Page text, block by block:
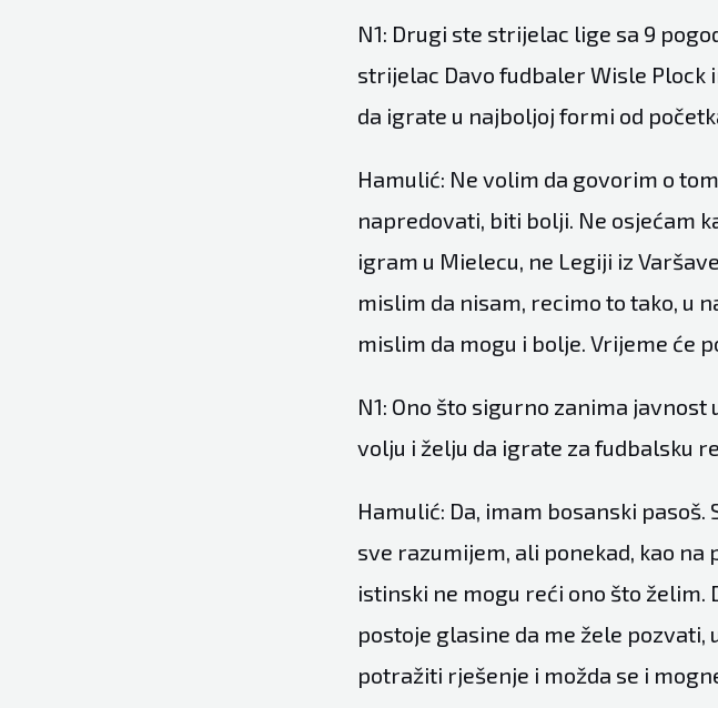
N1: Drugi ste strijelac lige sa 9
strijelac Davo fudbaler Wisle Plock
da igrate u najboljoj formi od
Hamulić: Ne volim da govorim o
napredovati, biti bolji. Ne osjećam
igram u Mielecu, ne Legiji iz
mislim da nisam, recimo to tako, u
mislim da mogu i bolje. Vrijeme će
N1: Ono što sigurno zanima
volju i želju da igrate za fudbalsku
Hamulić: Da, imam bosanski
sve razumijem, ali ponekad, kao
istinski ne mogu reći ono što
postoje glasine da me žele pozvati,
potražiti rješenje i možda se i